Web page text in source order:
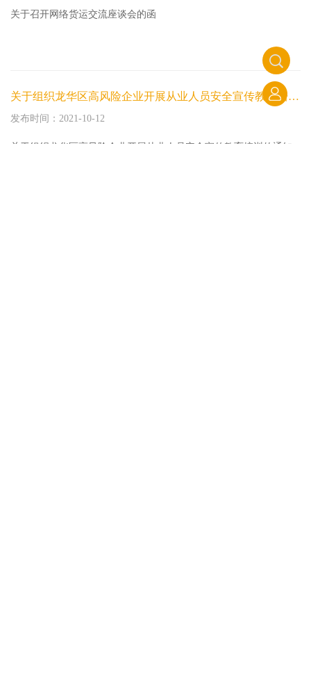
关于召开网络货运交流座谈会的函
关于组织龙华区高风险企业开展从业人员安全宣传教育培训的通知
发布时间：2021-10-12
关于组织龙华区高风险企业开展从业人员安全宣传教育培训的通知